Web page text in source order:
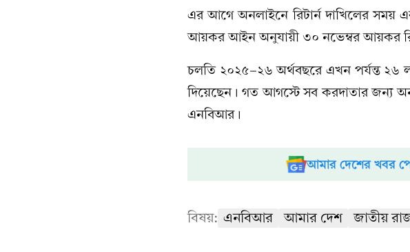
এর আগে অনলাইনে রিটার্ন দাখিলের সময়
আয়কর আইন অনুযায়ী ৩০ নভেম্বর আয়কর
চলতি ২০২৫-২৬ অর্থবছরে এখন পর্যন্ত ২৬
দিয়েছেন। গত আগস্টে সব করদাতার জন্য
এনবিআর।
আমার দেশের খবর
বিষয়: এনবিআর আমার দেশ জাতীয়